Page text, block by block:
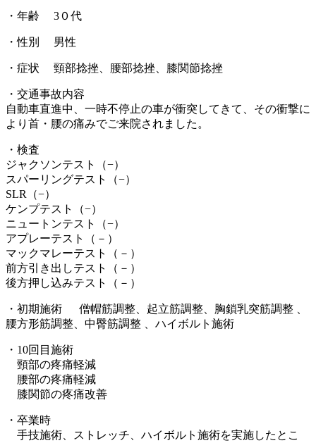
・年齢 3０代
・性別 男性
・症状 頸部捻挫、腰部捻挫、膝関節捻挫
・交通事故内容
自動車直進中、一時不停止の車が衝突してきて、その衝撃に
より首・腰の痛みでご来院されました。
・検査
ジャクソンテスト（−）
スパーリングテスト（−）
SLR（−）
ケンプテスト（−）
ニュートンテスト（−）
アプレーテスト（－）
マックマレーテスト（－）
前方引き出しテスト（－）
後方押し込みテスト（－）
・初期施術 僧帽筋調整、起立筋調整、胸鎖乳突筋調整 、
腰方形筋調整、中臀筋調整 、ハイボルト施術
・10回目施術
頸部の疼痛軽減
腰部の疼痛軽減
膝関節の疼痛改善
・卒業時
手技施術、ストレッチ、ハイボルト施術を実施したとこ